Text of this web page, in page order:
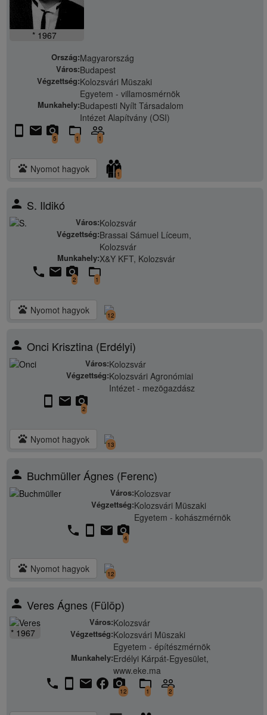
* 1967
Ország:Magyarország
Város:Budapest
Végzettség:Kolozsvári Müszaki
Egyetem - villamosmérnök
Munkahely:Budapesti Nyílt Társadalom
Intézet Alapítvány (OSI)
stay_current_portrait email camera_alt
5
folder_open
1
people_outline
1
pets Nyomot hagyok 1
person S. Ildikó
Város:Kolozsvár
Végzettség:Brassai Sámuel Líceum,
Kolozsvár
Munkahely:X&Y KFT, Kolozsvár
phone email camera_alt
2
folder_open
1
pets Nyomot hagyok 12
person Onci Krisztina (Erdélyi)
Város:Kolozsvár
Végzettség:Kolozsvári Agronómiai
Intézet - mezögazdász
stay_current_portrait email camera_alt
2
pets Nyomot hagyok 13
person Buchmüller Ágnes (Ferenc)
Város:Kolozsvar
Végzettség:Kolozsvári Müszaki
Egyetem - kohászmérnök
phone stay_current_portrait email camera_alt
4
pets Nyomot hagyok 12
person Veres Ágnes (Fülöp)
* 1967
Város:Kolozsvár
Végzettség:Kolozsvári Müszaki
Egyetem - építészmérnök
Munkahely:Erdélyi Kárpát-Egyesület,
www.eke.ma
phone stay_current_portrait email facebook camera_alt
12
folder_open
1
people_outline
2